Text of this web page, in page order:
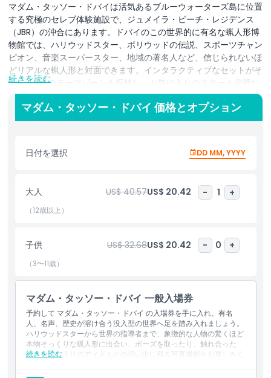
マダム・タッソー・ドバイは活気あるブルーウォーターズ島に位置
する究極のセレブ体験施設で、ジュメイラ・ビーチ・レジデンス
（JBR）の沖合にあります。ドバイのこの世界的に有名な蝋人形博
物館では、ハリウッドスター、ボリウッドの伝説、スポーツチャン
ピオン、音楽スーパースター、地域の著名人など、信じられないほ
どリアルな蝋人形と対面できます。インタラクティブなセットがそ
ろった7つのテーマゾーンを探検し、お気に入りのスターと完璧な
セルフィーを撮影しましょう。映画の伝説の横でポーズを取るもよ
し、ポップアイコンとステージに立つもよし、世界の指導者と並ぶ
もよし、マダム・タッソー・ドバイはあらゆる年齢層に忘れられな
の華やかさからボリウッドの魅力的な世界まで、各セクションは名
声、文化、エンターテインメントの世界に没入できるよう設計され
ラクションでは、ベロアロープや仕切りなしでお気に入りのセレブ
に触れたり、写真を撮ったり、交流したりできます。家族連れ、観
光客、ソーシャルメディア愛好家に最適で、楽しさ、文化、セレブ
含まれるもの
ピックアップ／ドロップオフ時間
続きを読む
マダム・タッソー・ドバイ 価格とオプション
日付を選択 DD MM, YYYY
大人 US$ 40.57US$ 20.42 - 1 +
（12歳以上）
子供 US$ 32.68US$ 20.42 - 0 +
（3〜11歳）
マダム・タッソー・ドバイ 一般入場券
予約して マダム・タッソー・ドバイ の入場券を手に入れ、有名
人、名声、歴史が溶け合う没入型の世界へ足を踏み入れましょう。
ハリウッドスターから世界の指導者まで、象徴的な人物の驚くほど
本物そっくりな蝋人形に出会い、ポーズを取ったり、触れ合った
り、お気に入りのアイドルとの思い出に残る写真撮影をお楽しみく
続きを読む
含まれる内容